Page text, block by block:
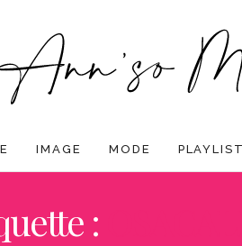
IMAGE MODE PLAYLIST
: